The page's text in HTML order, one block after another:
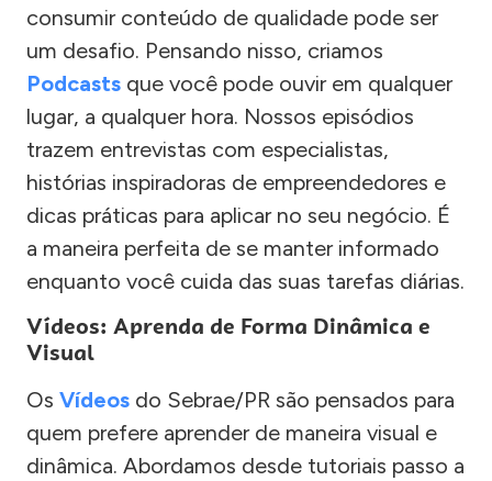
consumir conteúdo de qualidade pode ser
um desafio. Pensando nisso, criamos
Podcasts que você pode ouvir em qualquer
lugar, a qualquer hora. Nossos episódios
trazem entrevistas com especialistas,
histórias inspiradoras de empreendedores e
dicas práticas para aplicar no seu negócio. É
a maneira perfeita de se manter informado
enquanto você cuida das suas tarefas diárias.
Vídeos: Aprenda de Forma Dinâmica e
Visual
Os Vídeos do Sebrae/PR são pensados para
quem prefere aprender de maneira visual e
dinâmica. Abordamos desde tutoriais passo a